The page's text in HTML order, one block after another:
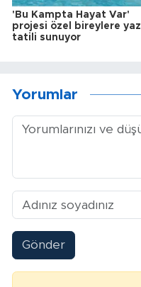
'Bu Kampta Hayat Var'
projesi özel bireylere yaz
tatili sunuyor
Yorumlar
Gönder